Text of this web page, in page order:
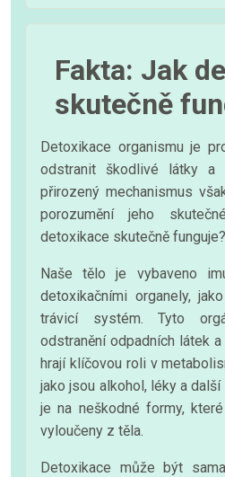
Fakta: Jak
skutečně
Detoxikace organismu je
odstranit škodlivé látky a
přirozený mechanismus
porozumění jeho
detoxikace skutečně funguje?
Naše tělo je vybaveno
detoxikačními organely,
trávicí systém. Tyto
odstranění odpadních látek
hrají klíčovou roli v
jako jsou alkohol, léky a
je na neškodné formy,
vyloučeny z těla.
Detoxikace může být